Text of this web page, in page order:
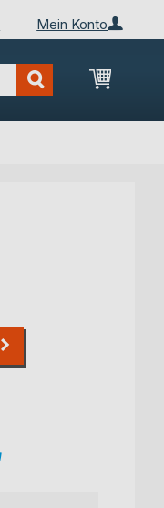
Mein Konto
Mein